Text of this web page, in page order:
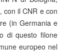
con il CNR e con
(in Germania e
di questo filone
europeo nel